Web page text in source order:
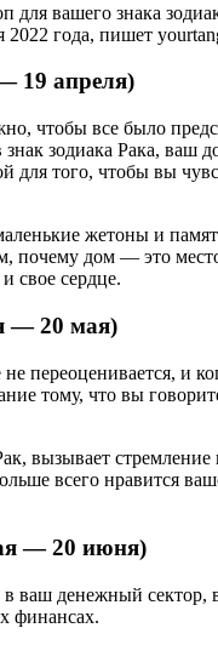
для вашего знака
2022 года, пишет
19 апреля)
чтобы все было
зодиака Рака, ваш
для того, чтобы вы
жетоны и
почему дом — это
свое сердце.
— 20 мая)
не переоценивается, и
тому, что вы
вызывает стремление
всего нравится
— 20 июня)
в ваш денежный
финансах.